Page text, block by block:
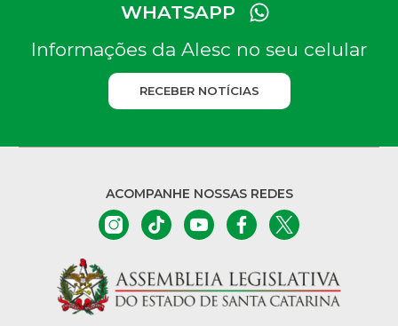
WHATSAPP
Informações da Alesc no seu celular
RECEBER NOTÍCIAS
ACOMPANHE NOSSAS REDES